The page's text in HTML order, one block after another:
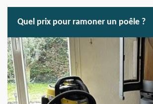
Quel prix pour ramoner un poêle ?